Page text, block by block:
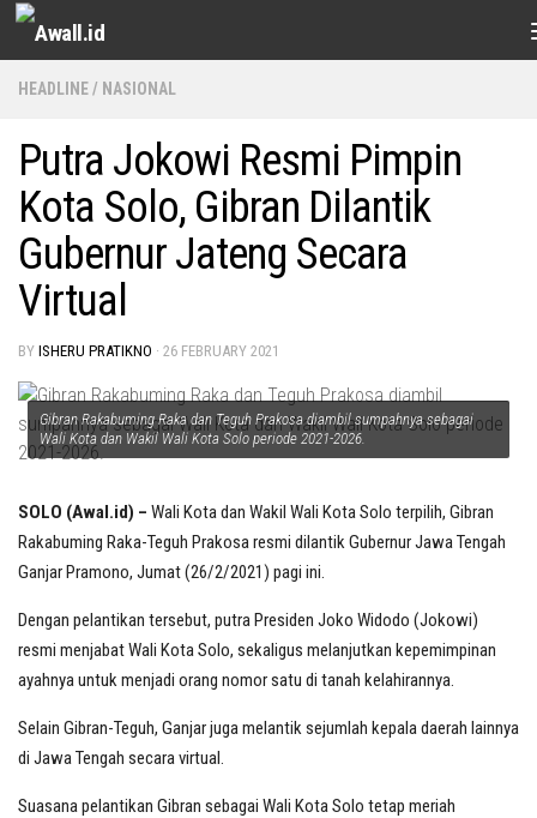
Skip to content
HEADLINE/ NASIONAL
Putra Jokowi Resmi Pimpin
Kota Solo, Gibran Dilantik
Gubernur Jateng Secara
Virtual
BY ISHERU PRATIKNO · 26 FEBRUARY 2021
Gibran Rakabuming Raka dan Teguh Prakosa diambil sumpahnya sebagai
Wali Kota dan Wakil Wali Kota Solo periode 2021-2026.
SOLO (Awal.id) – Wali Kota dan Wakil Wali Kota Solo terpilih, Gibran
Rakabuming Raka-Teguh Prakosa resmi dilantik Gubernur Jawa Tengah
Ganjar Pramono, Jumat (26/2/2021) pagi ini.
Dengan pelantikan tersebut, putra Presiden Joko Widodo (Jokowi)
resmi menjabat Wali Kota Solo, sekaligus melanjutkan kepemimpinan
ayahnya untuk menjadi orang nomor satu di tanah kelahirannya.
Selain Gibran-Teguh, Ganjar juga melantik sejumlah kepala daerah lainnya
di Jawa Tengah secara virtual.
Suasana pelantikan Gibran sebagai Wali Kota Solo tetap meriah